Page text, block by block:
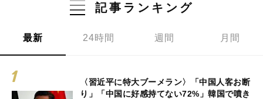
記事ランキング
最新 24時間 週間 月間
〈習近平に特大ブーメラン〉「中国人客お断
り」「中国に好感持てない72%」韓国で噴き